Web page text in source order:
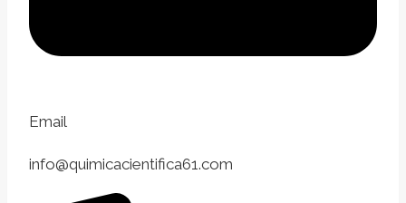
Email
info@quimicacientifica61.com